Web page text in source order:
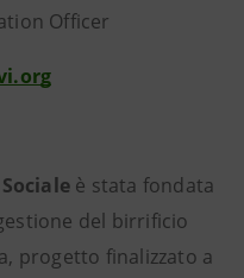
Officer
è stata fondata
del birrificio
progetto finalizzato a